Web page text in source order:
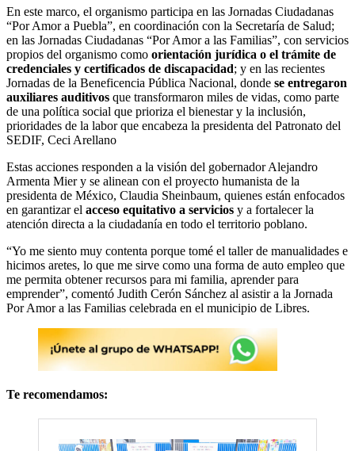
En este marco, el organismo participa en las Jornadas Ciudadanas
“Por Amor a Puebla”, en coordinación con la Secretaría de Salud;
en las Jornadas Ciudadanas “Por Amor a las Familias”, con servicios
propios del organismo como orientación jurídica o el trámite de
credenciales y certificados de discapacidad; y en las recientes
Jornadas de la Beneficencia Pública Nacional, donde se entregaron
auxiliares auditivos que transformaron miles de vidas, como parte
de una política social que prioriza el bienestar y la inclusión,
prioridades de la labor que encabeza la presidenta del Patronato del
SEDIF, Ceci Arellano
Estas acciones responden a la visión del gobernador Alejandro
Armenta Mier y se alinean con el proyecto humanista de la
presidenta de México, Claudia Sheinbaum, quienes están enfocados
en garantizar el acceso equitativo a servicios y a fortalecer la
atención directa a la ciudadanía en todo el territorio poblano.
“Yo me siento muy contenta porque tomé el taller de manualidades e
hicimos aretes, lo que me sirve como una forma de auto empleo que
me permita obtener recursos para mi familia, aprender para
emprender”, comentó Judith Cerón Sánchez al asistir a la Jornada
Por Amor a las Familias celebrada en el municipio de Libres.
Te recomendamos: